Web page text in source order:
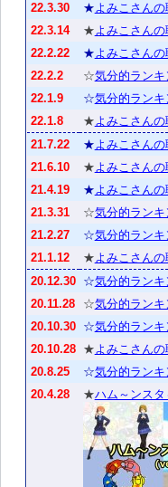
22.3.30
★よみこさん
22.3.14
★よみこさん
22.2.22
★よみこさん
22.2.2
☆気分的ランキ
22.1.9
☆気分的ランキ
22.1.8
★よみこさん
21.7.22
★よみこさん
21.6.10
★よみこさん
21.4.19
★よみこさん
21.3.31
☆気分的ランキ
21.2.27
☆気分的ランキ
21.1.12
★よみこさん
20.12.30
☆気分的ランキ
20.11.28
☆気分的ランキ
20.10.30
☆気分的ランキ
20.10.28
★よみこさん
20.8.25
☆気分的ランキ
20.4.28
★ハム～ンス